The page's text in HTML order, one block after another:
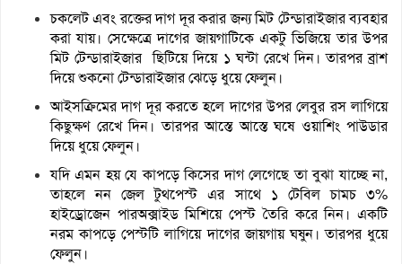
চকলেট এবং রক্তের দাগ দূর করার জন্য মিট টেন্ডারাইজার ব্যবহার
করা যায়। সেক্ষেত্রে দাগের জায়গাটিকে একটু ভিজিয়ে তার উপর
মিট টেন্ডারাইজার ছিটিয়ে দিয়ে ১ ঘন্টা রেখে দিন। তারপর ব্রাশ
দিয়ে শুকনো টেন্ডারাইজার ঝেড়ে ধুয়ে ফেলুন।
আইসক্রিমের দাগ দূর করতে হলে দাগের উপর লেবুর রস লাগিয়ে
কিছুক্ষণ রেখে দিন। তারপর আস্তে আস্তে ঘষে ওয়াশিং পাউডার
দিয়ে ধুয়ে ফেলুন।
যদি এমন হয় যে কাপড়ে কিসের দাগ লেগেছে তা বুঝা যাচ্ছে না,
তাহলে নন জেল টুথপেস্ট এর সাথে ১ টেবিল চামচ ৩%
হাইড্রোজেন পারঅক্সাইড মিশিয়ে পেস্ট তৈরি করে নিন। একটি
নরম কাপড়ে পেস্টটি লাগিয়ে দাগের জায়গায় ঘষুন। তারপর ধুয়ে
ফেলুন।